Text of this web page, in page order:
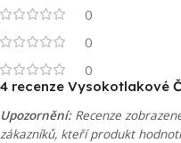
0
0
0
4 recenze Vysokotlakové
Upozornění:Recenze
zákazníků, kteří produkt